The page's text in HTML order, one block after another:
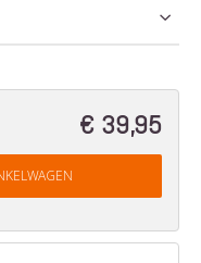
€ 39,95